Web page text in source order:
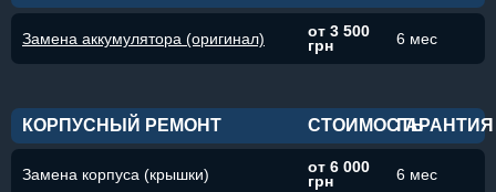
Замена аккумулятора (оригинал)
от 3 500
грн
6 мес
КОРПУСНЫЙ РЕМОНТ СТОИМОСТЬГАРАНТИЯ
Замена корпуса (крышки)
от 6 000
грн
6 мес